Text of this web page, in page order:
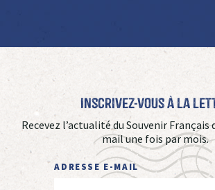
Inscrivez-vous à La
Recevez l’actualité du Souvenir
mail une fois par mois.
ADRESSE E-MAIL